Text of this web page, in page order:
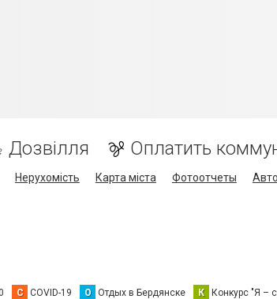
Дозвілля Оплатить
Нерухомість Карта міста Фотоотчеты Авто
C COVID-19 О Отдых в Бердянске К Конкурс "Я –